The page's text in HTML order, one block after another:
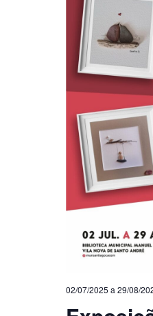
02/07/2025 a 29/08/